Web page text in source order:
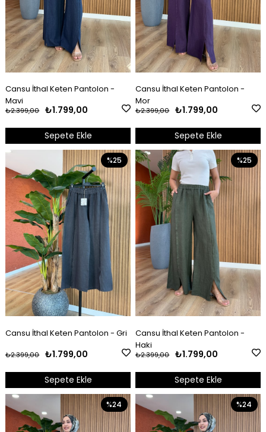
Cansu İthal Keten Pantolon -
Mavi
₺1.799,00
₺2.399,00
Sepete Ekle
Cansu İthal Keten Pantolon -
Mor
₺1.799,00
₺2.399,00
Sepete Ekle
Cansu İthal Keten Pantolon - Gri
₺1.799,00
₺2.399,00
Sepete Ekle
%25
Cansu İthal Keten Pantolon -
Haki
₺1.799,00
₺2.399,00
Sepete Ekle
%25
%24 %24